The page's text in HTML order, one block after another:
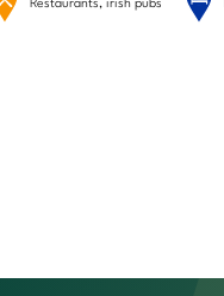
Restaurants, irish pubs